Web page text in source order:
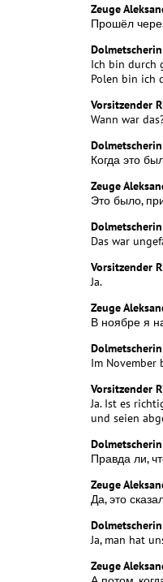
Zeuge
Прошёл
Ich bin durch
Polen bin ich
Vorsitzender
Wann war
Когда это
Zeuge
Это было,
Das war
Vorsitzender
Ja.
Zeuge
В ноябре я
Im November
Vorsitzender
Ja. Ist es
und seien
Правда ли,
Zeuge
Да, это
Ja, man hat
Zeuge